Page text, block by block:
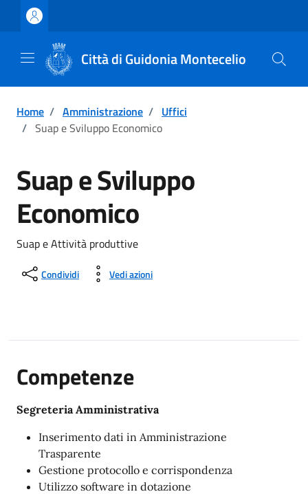
Vai ai contenuti
Vai al footer
Città di Guidonia Montecelio
Home / Amministrazione / Uffici
/ Suap e Sviluppo Economico
Suap e Sviluppo
Economico
Suap e Attività produttive
Condividi Vedi azioni
Competenze
Segreteria Amministrativa
Inserimento dati in Amministrazione
Trasparente
Gestione protocollo e corrispondenza
Utilizzo software in dotazione